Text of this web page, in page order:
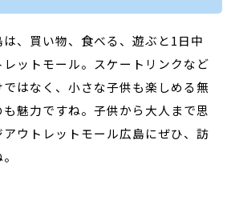
、買い物、食べる、遊ぶと1日中
ットモール。スケートリンクなど
はなく、小さな子供も楽しめる無
魅力ですね。子供から大人まで思
ウトレットモール広島にぜひ、訪